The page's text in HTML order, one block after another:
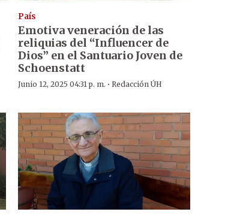
País
Emotiva veneración de las
reliquias del “Influencer de
Dios” en el Santuario Joven de
Schoenstatt
Junio 12, 2025 04:31 p. m. · Redacción ÚH